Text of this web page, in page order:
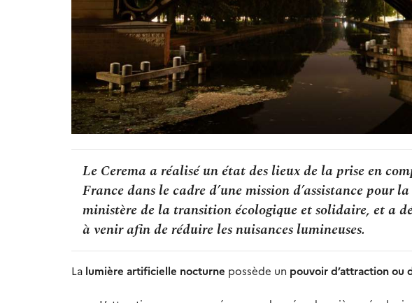
Le Cerema a réalisé un état des lieux de la prise en
France dans le cadre d’une mission d’assistance pour
ministère de la transition écologique et solidaire, et a
à venir afin de réduire les nuisances lumineuses.
La lumière artificielle nocturne possède un pouvoir d’attraction ou